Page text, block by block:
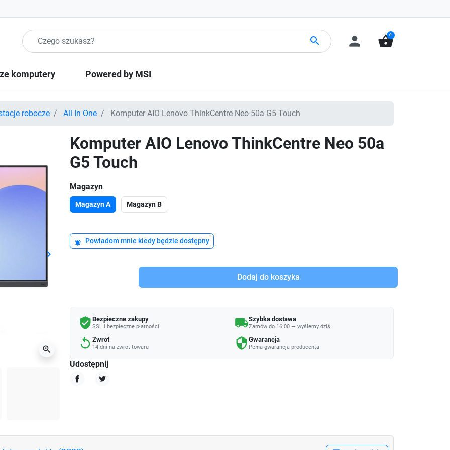
Szukaj produktow search person shopping_basket
0
komputery Powered by MSI
robocze All In One Komputer AIO Lenovo ThinkCentre Neo 50a G5 Touch
Następny
keyboard_arrow_right
zoom_in
Komputer AIO Lenovo ThinkCentre Neo 50a
G5 Touch
Magazyn
Magazyn A Magazyn B
notifications_active Powiadom mnie kiedy będzie dostępny
Dodaj do koszyka
verified_user Bezpieczne zakupy
SSL i bezpieczne płatności local_shippingSzybka dostawa
Zamów do 16:00 — wyślemydziś
replay Zwrot
14 dni na zwrot towaru security Gwarancja
Pełna gwarancja producenta
Udostępnij